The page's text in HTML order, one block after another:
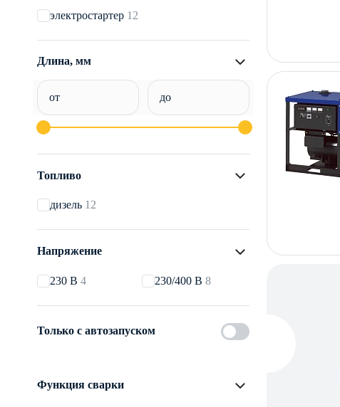
электростартер 12
Длина, мм
от до
Топливо
дизель 12
Напряжение
230 В 4 230/400 В 8
Только с автозапуском
Функция сварки